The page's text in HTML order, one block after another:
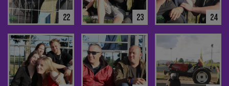
22 23 24